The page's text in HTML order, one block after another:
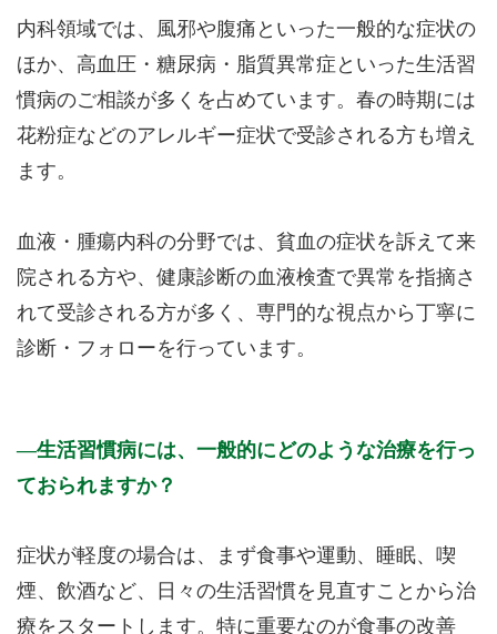
内科領域では、風邪や腹痛といった一般的な症状の
ほか、高血圧・糖尿病・脂質異常症といった生活習
慣病のご相談が多くを占めています。春の時期には
花粉症などのアレルギー症状で受診される方も増え
ます。
血液・腫瘍内科の分野では、貧血の症状を訴えて来
院される方や、健康診断の血液検査で異常を指摘さ
れて受診される方が多く、専門的な視点から丁寧に
診断・フォローを行っています。
生活習慣病には、一般的にどのような治療を行っ
ておられますか？
症状が軽度の場合は、まず食事や運動、睡眠、喫
煙、飲酒など、日々の生活習慣を見直すことから治
療をスタートします。特に重要なのが食事の改善